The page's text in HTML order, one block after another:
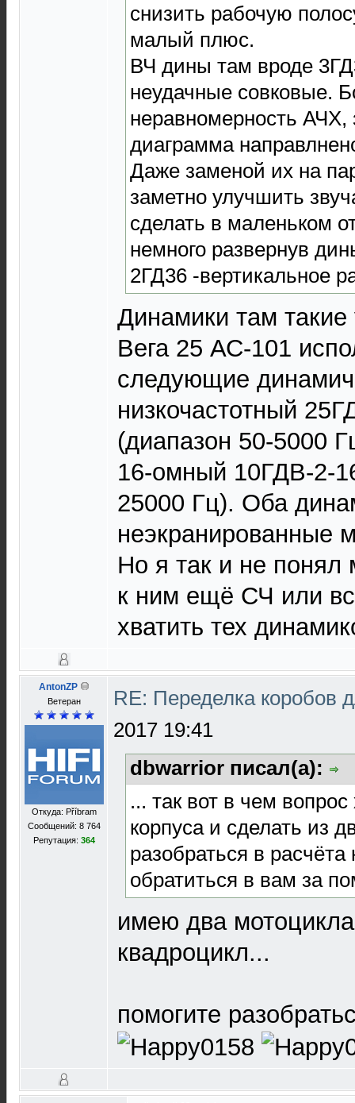
снизить рабочую
малый плюс.
ВЧ дины там вроде
неудачные совковые.
неравномерность АЧХ,
диаграмма
Даже заменой их на
заметно улучшить
сделать в маленьком
немного развернув
2ГД36 -вертикальное
Динамики там
Вега 25 АС-101
следующие
низкочастотный
(диапазон 50-5000
16-омный 10ГДВ-2-
25000 Гц). Оба
неэкранированные
Но я так и не понял
к ним ещё СЧ или
хватить тех
AntonZP
Ветеран
Откуда: Příbram
Сообщений: 8 764
Репутация: 364
RE: Переделка коробов
2017 19:41
dbwarrior писал(а):
... так вот в чем
корпуса и сделать из
разобраться в
обратиться в вам за
имею два
квадроцикл...
помогите